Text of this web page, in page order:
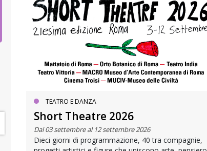
TEATRO E DANZA
Short Theatre 2026
Dal 03 settembre al 12 settembre 2026
Dieci giorni di programmazione, 40 tra compagnie,